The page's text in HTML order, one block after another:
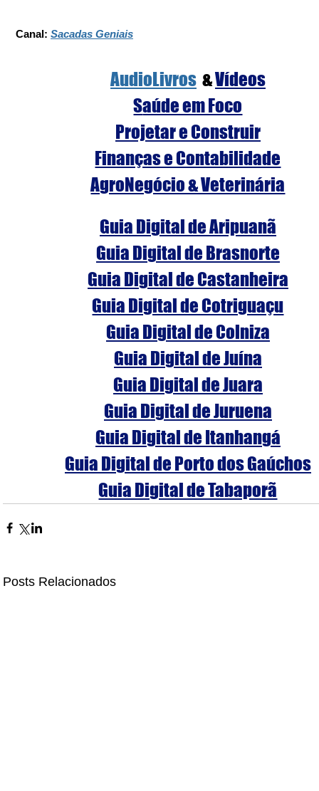
Canal: Sacadas Geniais
AudioLivros
  &
Vídeos
Saúde em Foco
Projetar e Construir
Finanças e Contabilidade
AgroNegócio & Veterinária
Guia Digital de Aripuanã
Guia Digital de Brasnorte
Guia Digital de Castanheira
Guia Digital de Cotriguaçu
Guia Digital de Colniza
Guia Digital de Juína
Guia Digital de Juara
Guia Digital de Juruena
Guia Digital de Itanhangá
Guia Digital de Porto dos Gaúchos
Guia Digital de Tabaporã
Posts Relacionados